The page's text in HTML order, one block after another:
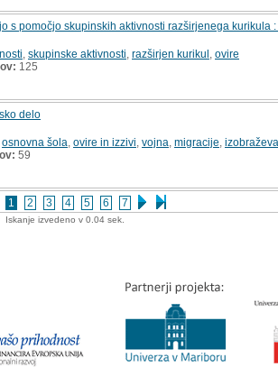
1 2 3 4 5 6 7
s pomočjo skupinskih aktivnosti razširjenega kurikula
skupinske aktivnosti razširjen kurikul ovire
125
delo
osnovna šola ovire in izzivi vojna migracije
59
Iskanje izvedeno v 0.04 sek.